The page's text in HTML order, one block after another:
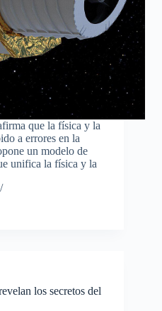
que la física y la
a errores en la
un modelo de
unifica la física y la
los secretos del